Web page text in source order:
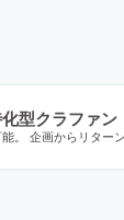
型クラファン
。 企画からリター